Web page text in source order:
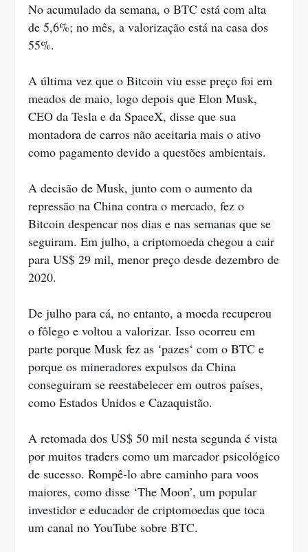
No acumulado da semana, o BTC está com alta
de 5,6%; no mês, a valorização está na casa dos
55%.
A última vez que o Bitcoin viu esse preço foi em
meados de maio, logo depois que Elon Musk,
CEO da Tesla e da SpaceX, disse que sua
montadora de carros não aceitaria mais o ativo
como pagamento devido a questões ambientais.
A decisão de Musk, junto com o aumento da
repressão na China contra o mercado, fez o
Bitcoin despencar nos dias e nas semanas que se
seguiram. Em julho, a criptomoeda chegou a cair
para US$ 29 mil, menor preço desde dezembro de
2020.
De julho para cá, no entanto, a moeda recuperou
o fôlego e voltou a valorizar. Isso ocorreu em
parte porque Musk fez as ‘pazes‘ com o BTC e
porque os mineradores expulsos da China
conseguiram se reestabelecer em outros países,
como Estados Unidos e Cazaquistão.
A retomada dos US$ 50 mil nesta segunda é vista
por muitos traders como um marcador psicológico
de sucesso. Rompê-lo abre caminho para voos
maiores, como disse ‘The Moon’, um popular
investidor e educador de criptomoedas que toca
um canal no YouTube sobre BTC.